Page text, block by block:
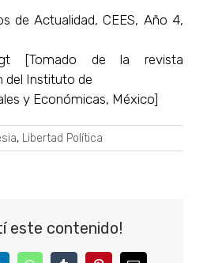
de Actualidad, CEES, Año 4,
[Tomado de la revista
del Instituto de
y Económicas, México]
, Libertad Política
este contenido!